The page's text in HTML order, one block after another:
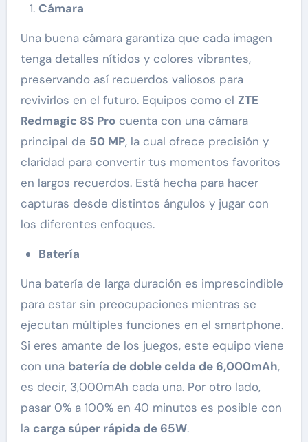
Cámara
Una buena cámara garantiza que cada imagen
tenga detalles nítidos y colores vibrantes,
preservando así recuerdos valiosos para
revivirlos en el futuro. Equipos como el ZTE
Redmagic 8S Procuenta con una cámara
principal de 50 MP, la cual ofrece precisión y
claridad para convertir tus momentos favoritos
en largos recuerdos. Está hecha para hacer
capturas desde distintos ángulos y jugar con
los diferentes enfoques.
Batería
Una batería de larga duración es imprescindible
para estar sin preocupaciones mientras se
ejecutan múltiples funciones en el smartphone.
Si eres amante de los juegos, este equipo viene
con una batería de doble celda de 6,000mAh,
es decir, 3,000mAh cada una. Por otro lado,
pasar 0% a 100% en 40 minutos es posible con
la carga súper rápida de 65W.